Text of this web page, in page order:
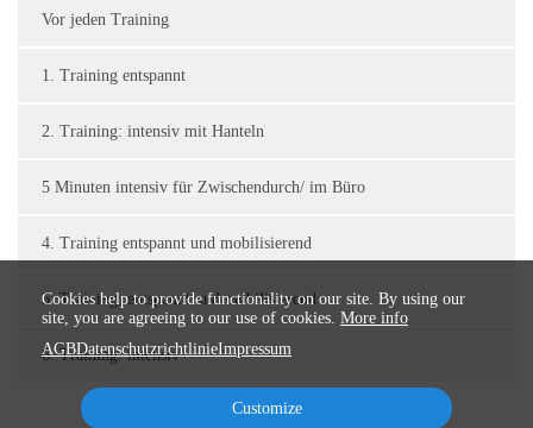
Vor jeden Training
1. Training entspannt
2. Training: intensiv mit Hanteln
5 Minuten intensiv für Zwischendurch/ im Büro
4. Training entspannt und mobilisierend
5. Training: entspannt und mobilisierend
6. Training: intensiv
Cookies help to provide functionality on our site. By using our
site, you are agreeing to our use of cookies. More info
AGBDatenschutzrichtlinieImpressum
Customize